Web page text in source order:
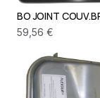
BO JOINT
59,56 €